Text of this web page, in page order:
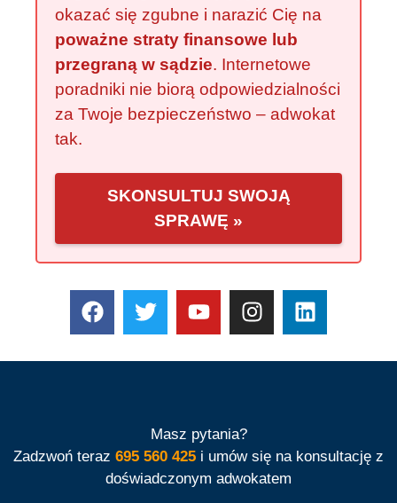
okazać się zgubne i narazić Cię na
poważne straty finansowe lub
przegraną w sądzie. Internetowe
poradniki nie biorą odpowiedzialności
za Twoje bezpieczeństwo – adwokat
tak.
SKONSULTUJ SWOJĄ
SPRAWĘ »
Masz pytania?
Zadzwoń teraz 695 560 425 i umów się na konsultację z
doświadczonym adwokatem